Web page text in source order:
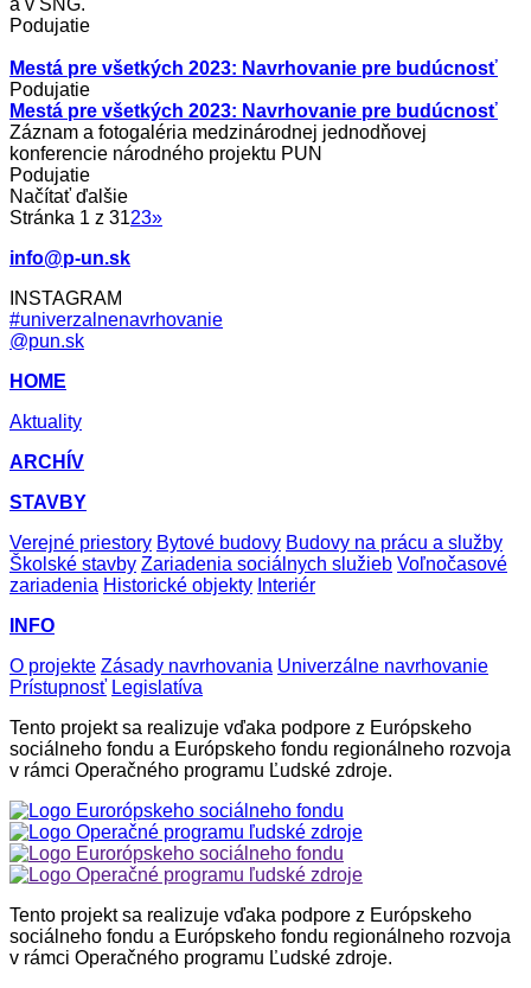
a v SNG.
Podujatie
Mestá pre všetkých 2023: Navrhovanie pre budúcnosť
Podujatie
Mestá pre všetkých 2023: Navrhovanie pre budúcnosť
Záznam a fotogaléria medzinárodnej jednodňovej
konferencie národného projektu PUN
Podujatie
Načítať ďalšie
Stránka 1 z 3123»
info@p-un.sk
INSTAGRAM
#univerzalnenavrhovanie
@pun.sk
HOME
Aktuality
ARCHÍV
STAVBY
Verejné priestory Bytové budovy Budovy na prácu a služby
Školské stavby Zariadenia sociálnych služieb Voľnočasové
zariadenia Historické objekty Interiér
INFO
O projekte Zásady navrhovania Univerzálne navrhovanie
Prístupnosť Legislatíva
Tento projekt sa realizuje vďaka podpore z Európskeho
sociálneho fondu a Európskeho fondu regionálneho rozvoja
v rámci Operačného programu Ľudské zdroje.
Tento projekt sa realizuje vďaka podpore z Európskeho
sociálneho fondu a Európskeho fondu regionálneho rozvoja
v rámci Operačného programu Ľudské zdroje.